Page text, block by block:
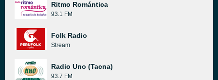
Ritmo Romántica
93.1 FM
Folk Radio
Stream
Radio Uno (Tacna)
93.7 FM